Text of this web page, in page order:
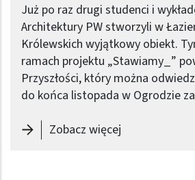
Już po raz drugi studenci i
Architektury PW stworzyli w
Królewskich wyjątkowy obiekt.
ramach projektu „Stawiamy_”
Przyszłości, który można
do końca listopada w Ogrodzie
Zobacz więcej-